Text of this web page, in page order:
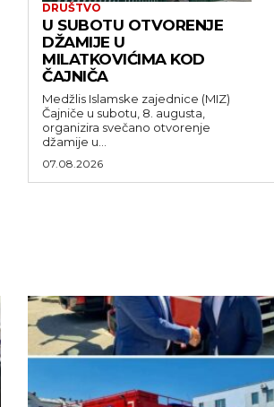
DRUŠTVO
U SUBOTU OTVORENJE
DŽAMIJE U
MILATKOVIĆIMA KOD
ČAJNIČA
Medžlis Islamske zajednice (MIZ)
Čajniče u subotu, 8. augusta,
organizira svečano otvorenje
džamije u...
07.08.2026